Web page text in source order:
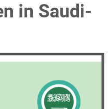
in Saudi-